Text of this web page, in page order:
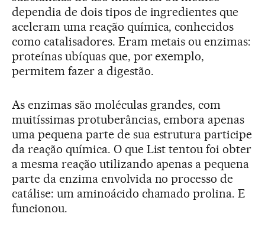
dependia de dois tipos de ingredientes que
aceleram uma reação química, conhecidos
como catalisadores. Eram metais ou enzimas:
proteínas ubíquas que, por exemplo,
permitem fazer a digestão.
As enzimas são moléculas grandes, com
muitíssimas protuberâncias, embora apenas
uma pequena parte de sua estrutura participe
da reação química. O que List tentou foi obter
a mesma reação utilizando apenas a pequena
parte da enzima envolvida no processo de
catálise: um aminoácido chamado prolina. E
funcionou.